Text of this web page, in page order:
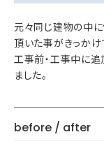
元々同じ建物の中に
頂いた事がきっかけ
工事前・工事中に追
ました。
before / after